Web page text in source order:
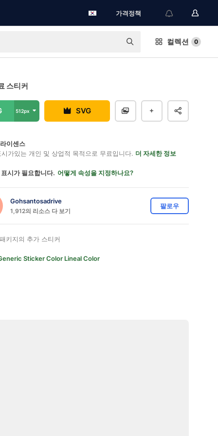
가격정책
컬렉션 0
스티커
512px SVG
이센스
가있는 개인 및 상업적 목적으로 무료입니다. 더 자세한 정보
시가 필요합니다. 어떻게 속성을 지정하나요?
Gohsantosadrive
1,912의 리소스 다 보기
팔로우
키지의 추가 스티커
Sticker Color Lineal Color